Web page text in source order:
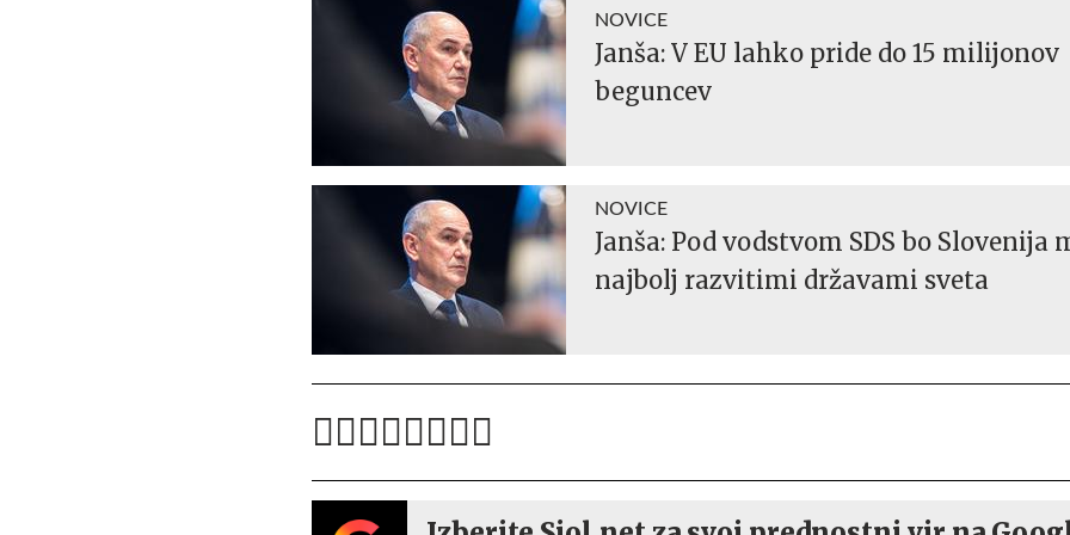
NOVICE
Janša: V EU lahko pride do 15 milijonov
beguncev
NOVICE
Janša: Pod vodstvom SDS bo Slovenija
najbolj razvitimi državami sveta